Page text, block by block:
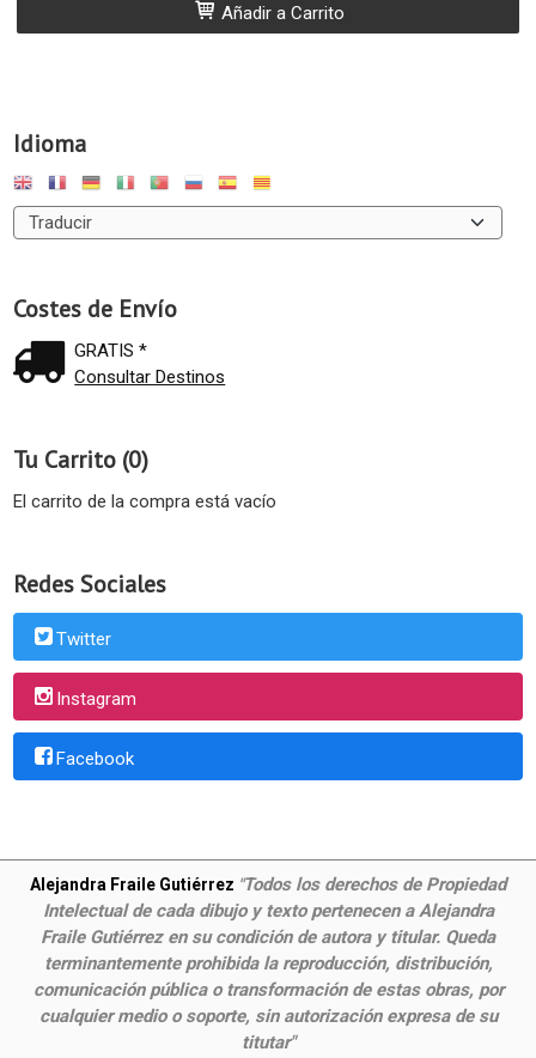
Idioma
Costes de Envío
GRATIS *
Consultar Destinos
Tu Carrito (0)
El carrito de la compra está vacío
Redes Sociales
Twitter
Instagram
Facebook
Añadir a Carrito
Alejandra Fraile Gutiérrez "Todos los derechos de Propiedad
Intelectual de cada dibujo y texto pertenecen a Alejandra
Fraile Gutiérrez en su condición de autora y titular. Queda
terminantemente prohibida la reproducción, distribución,
comunicación pública o transformación de estas obras, por
cualquier medio o soporte, sin autorización expresa de su
titutar"